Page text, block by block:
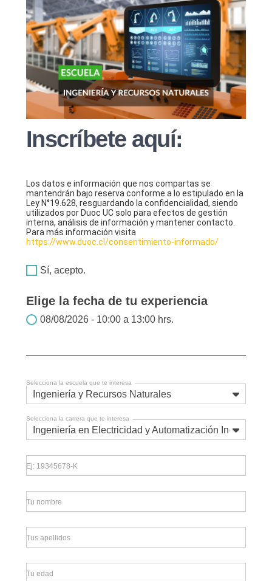
Inscríbete aquí:
Los datos e información que nos compartas se
mantendrán bajo reserva conforme a lo estipulado en la
Ley N°19.628, resguardando la confidencialidad, siendo
utilizados por Duoc UC solo para efectos de gestión
interna, análisis de información y mantener contacto.
Para más información visita
https://www.duoc.cl/consentimiento-informado/
Sí, acepto.
Elige la fecha de tu experiencia
08/08/2026 - 10:00 a 13:00 hrs.
Ingeniería y Recursos Naturales
Selecciona la escuela que te interesa
Ingeniería en Electricidad y Automatización Industrial
Selecciona la carrera que te interesa
Ej: 19345678-K
Tu nombre
Tus apellidos
Tu edad